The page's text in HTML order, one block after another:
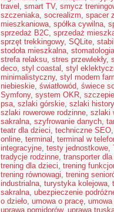
travel , smart TV, smycz
szczeniaka, socrealizm, spacer
mieszkaniowa, spółka cywilna,
sprzedaż B2C, sprzedaż
sprzęt trekkingowy, SQLite,
stodoła mieszkalna,
strefa relaksu, stres przewlekły,
deco, styl coastal , styl
minimalistyczny, styl modern
niebieskie, światłowód, świece
Symfony, system OKR,
psa, szlaki górskie, szlaki
szlaki rowerowe rodzinne, szlaki
sakralna, szyfrowanie danych,
teatr dla dzieci, techniczne SEO,
online, terminal , terminal w
integracyjne, testy jednostkowe,
tradycje rodzinne, transporter
trening dla dzieci, trening
trening równowagi, trening
industrialna, turystyka kolejowa,
sakralna, ubezpieczenie
o dzieło, umowa o pracę,
uprawa pomidorów, uprawa